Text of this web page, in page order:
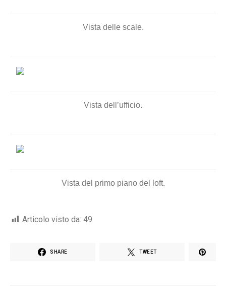
Vista delle scale.
Vista dell’ufficio.
Vista del primo piano del loft.
Articolo visto da: 49
SHARE TWEET